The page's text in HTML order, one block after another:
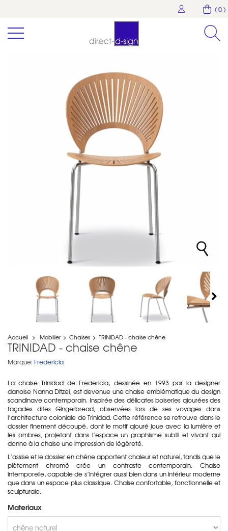
( 0 )
Accueil > Mobilier > Chaises > TRINIDAD - chaise chêne
TRINIDAD - chaise chêne
Marque: Fredericia
La chaise Trinidad de Fredericia, dessinée en 1993 par la designer
danoise Nanna Ditzel, est devenue une chaise emblématique du design
scandinave contemporain. Inspirée des délicates boiseries ajourées des
façades dites Gingerbread, observées lors de ses voyages dans
l’architecture coloniale de Trinidad. Cette référence se retrouve dans le
dossier finement découpé, dont le motif ajouré joue avec la lumière et
les ombres, projetant dans l’espace un graphisme subtil et vivant qui
donne à la chaise une impression de légèreté.
L’assise et le dossier en chêne apportent chaleur et naturel, tandis que le
piètement chromé crée un contraste contemporain. Chaise
intemporelle, capable de s’intégrer aussi bien dans un intérieur moderne
que dans un espace plus classique. Chaise confortable, fonctionnelle et
sculpturale.
Materiaux